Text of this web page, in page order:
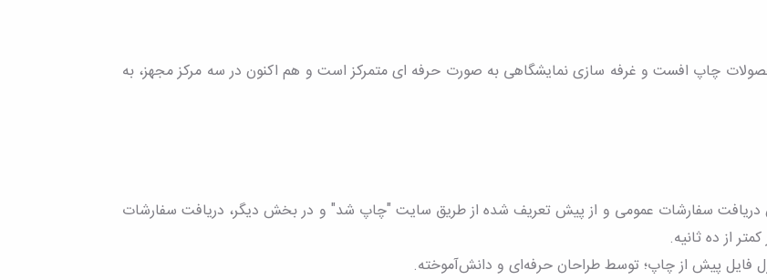
چاپ افست و غرفه سازی نمایشگاهی به صورت حرفه ای متمرکز است و هم اکنون در سه مرکز مجهز، به
سفارشات عمومی و از پیش تعریف شده از طریق سایت "چاپ شد" و در بخش دیگر، دریافت سفارشات
از ده ثانیه.
فایل پیش از چاپ؛ توسط طراحان حرفه‌ای و دانش‌آموخته.